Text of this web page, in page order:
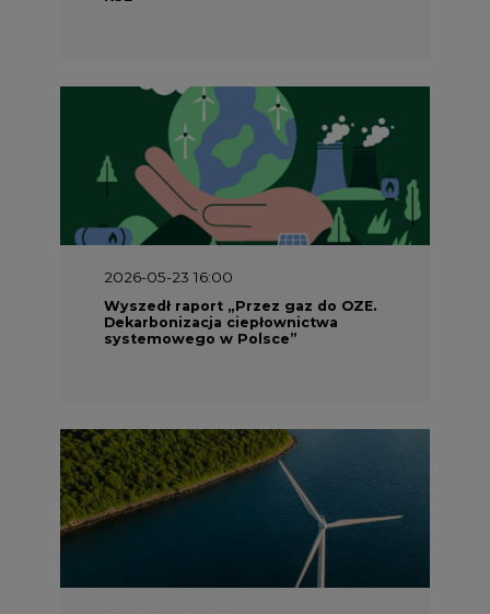
2026-05-23 15:00
Koszty transformacji energetyki w
Polsce do 2040 roku – sprawdzamy
wnioski ekspertów